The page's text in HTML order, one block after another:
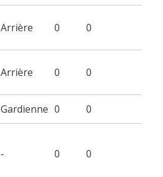
Arrière 0 0
Arrière 0 0
Gardienne 0 0
- 0 0